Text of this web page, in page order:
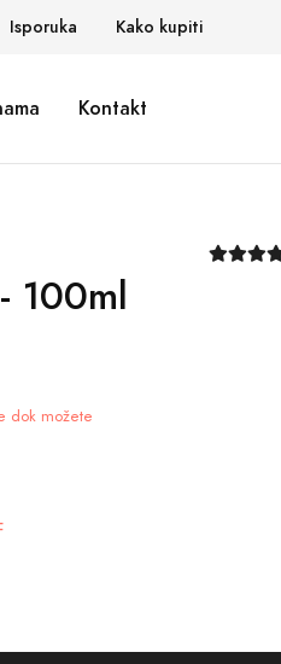
Isporuka Kako kupiti
Kontakt
100ml
dok možete